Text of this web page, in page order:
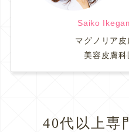
Saiko
マグノリア
美容皮膚
40代以上専